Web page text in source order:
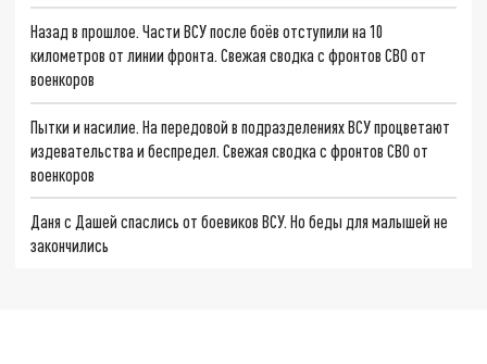
Назад в прошлое. Части ВСУ после боёв отступили на 10
километров от линии фронта. Свежая сводка с фронтов СВО от
военкоров
Пытки и насилие. На передовой в подразделениях ВСУ процветают
издевательства и беспредел. Свежая сводка с фронтов СВО от
военкоров
Даня с Дашей спаслись от боевиков ВСУ. Но беды для малышей не
закончились